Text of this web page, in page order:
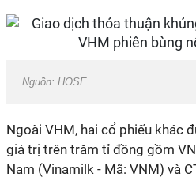
Nguồn: HOSE.
Ngoài VHM, hai cổ phiếu khác
giá trị trên trăm tỉ đồng gồm
Nam (Vinamilk - Mã: VNM) và